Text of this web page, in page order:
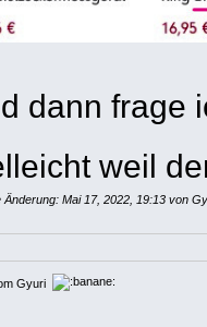
dann frage
weil
Änderung: Mai 17, 2022, 19:13 von
Gyuri